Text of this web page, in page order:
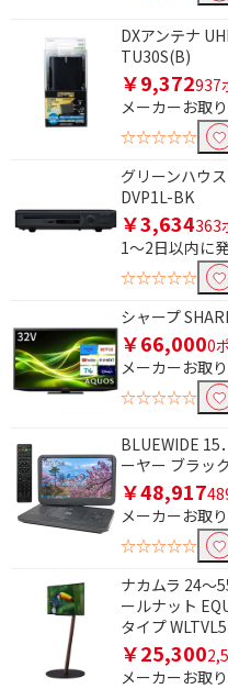
DXアンテナ
TU30S(B)
￥9,372937
メーカーお取
☆☆☆☆☆
グリーンハウ
DVP1L-BK
￥3,634363
1～2日以内に
☆☆☆☆☆
シャープ
￥66,0000
メーカーお取
☆☆☆☆☆
BLUEWIDE 15
ーヤー ブラッ
￥48,917
メーカーお取
☆☆☆☆☆
ナカムラ 24～
ールナット
タイプ
￥25,300
メーカーお取
条件
フリーワードで絞
除外する
除外する にチェッ